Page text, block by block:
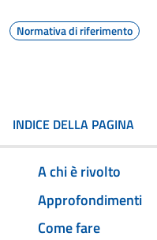
Normativa di riferimento
INDICE DELLA PAGINA
A chi è rivolto
Approfondimenti
Come fare